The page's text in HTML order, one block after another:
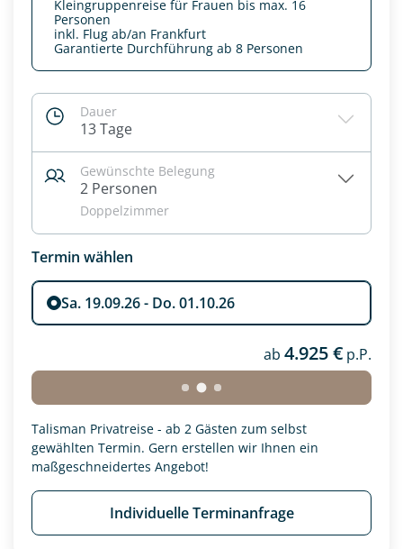
Kleingruppenreise für Frauen bis max. 16
Personen
inkl. Flug ab/an Frankfurt
Garantierte Durchführung ab 8 Personen
Dauer
13 Tage
Gewünschte Belegung
2 Personen
Doppelzimmer
Termin wählen
Sa. 19.09.26 - Do. 01.10.26
ab 4.925 € p.P.
Talisman Privatreise - ab 2 Gästen zum selbst
gewählten Termin. Gern erstellen wir Ihnen ein
maßgeschneidertes Angebot!
Individuelle Terminanfrage
Datenschutz & Transparenz ist uns sehr wichtig!
Die Anfrage wird via SSL verschlüsselt an unseren Server
geschickt. Mit Absenden des Formulars, erklären Sie, dass
Sie die
zur